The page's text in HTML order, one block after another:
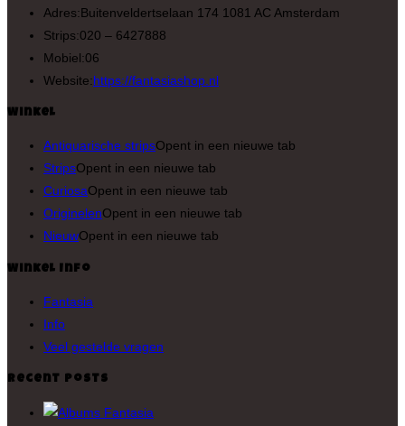
Adres:Buitenveldertselaan 174 1081 AC Amsterdam
Strips:020 – 6427888
Mobiel:06
Website:https://fantasiashop.nl
Winkel
Antiquarische stripsOpent in een nieuwe tab
StripsOpent in een nieuwe tab
CuriosaOpent in een nieuwe tab
OriginelenOpent in een nieuwe tab
NieuwOpent in een nieuwe tab
Winkel Info
Fantasia
Info
Veel gestelde vragen
Recent Posts